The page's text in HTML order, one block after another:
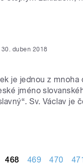
30. duben 2018
je jednou z
jméno
Sv. Václav je
468 469 470